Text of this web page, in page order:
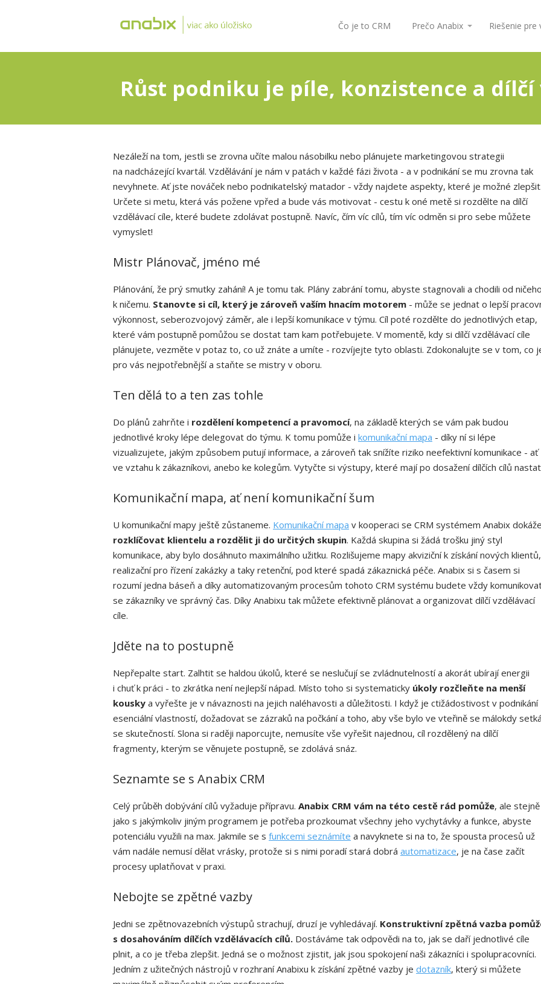
Čo je to CRM Prečo Anabix Riešenie
Růst podniku je píle, konzistence a dílčí
Nezáleží na tom, jestli se zrovna učíte malou násobilku nebo plánujete marketingovou strategii
na nadcházející kvartál. Vzdělávání je nám v patách v každé fázi života - a v podnikání se mu zrovna tak
nevyhnete. Ať jste nováček nebo podnikatelský matador - vždy najdete aspekty, které je možné
Určete si metu, která vás požene vpřed a bude vás motivovat - cestu k oné metě si rozdělte na dílčí
vzdělávací cíle, které budete zdolávat postupně. Navíc, čím víc cílů, tím víc odměn si pro sebe můžete
vymyslet!
Mistr Plánovač, jméno mé
Plánování, že prý smutky zahání! A je tomu tak. Plány zabrání tomu, abyste stagnovali a chodili od
k ničemu. Stanovte si cíl, který je zároveň vaším hnacím motorem - může se jednat o lepší
výkonnost, seberozvojový záměr, ale i lepší komunikace v týmu. Cíl poté rozdělte do jednotlivých etap,
které vám postupně pomůžou se dostat tam kam potřebujete. V momentě, kdy si dílčí vzdělávací cíle
plánujete, vezměte v potaz to, co už znáte a umíte - rozvíjejte tyto oblasti. Zdokonalujte se v tom, co
pro vás nejpotřebnější a staňte se mistry v oboru.
Ten dělá to a ten zas tohle
Do plánů zahrňte i rozdělení kompetencí a pravomocí, na základě kterých se vám pak budou
jednotlivé kroky lépe delegovat do týmu. K tomu pomůže i komunikační mapa - díky ní si lépe
vizualizujete, jakým způsobem putují informace, a zároveň tak snížíte riziko neefektivní komunikace - ať
ve vztahu k zákazníkovi, anebo ke kolegům. Vytyčte si výstupy, které mají po dosažení dílčích cílů
Komunikační mapa, ať není komunikační šum
U komunikační mapy ještě zůstaneme. Komunikační mapa v kooperaci se CRM systémem Anabix
rozklíčovat klientelu a rozdělit ji do určitých skupin. Každá skupina si žádá trošku jiný styl
komunikace, aby bylo dosáhnuto maximálního užitku. Rozlišujeme mapy akviziční k získání nových klientů,
realizační pro řízení zakázky a taky retenční, pod které spadá zákaznická péče. Anabix si s časem si
rozumí jedna báseň a díky automatizovaným procesům tohoto CRM systému budete vždy
se zákazníky ve správný čas. Díky Anabixu tak můžete efektivně plánovat a organizovat dílčí vzdělávací
cíle.
Jděte na to postupně
Nepřepalte start. Zalhtit se haldou úkolů, které se neslučují se zvládnutelností a akorát ubírají energii
i chuť k práci - to zkrátka není nejlepší nápad. Místo toho si systematicky úkoly rozčleňte na menší
kousky a vyřešte je v návaznosti na jejich naléhavosti a důležitosti. I když je ctižádostivost v podnikání
esenciální vlastností, dožadovat se zázraků na počkání a toho, aby vše bylo ve vteřině se málokdy
se skutečností. Slona si raději naporcujte, nemusíte vše vyřešit najednou, cíl rozdělený na dílčí
fragmenty, kterým se věnujete postupně, se zdolává snáz.
Seznamte se s Anabix CRM
Celý průběh dobývání cílů vyžaduje přípravu. Anabix CRM vám na této cestě rád pomůže, ale stejně
jako s jakýmkoliv jiným programem je potřeba prozkoumat všechny jeho vychytávky a funkce, abyste
potenciálu využili na max. Jakmile se s funkcemi seznámíte a navyknete si na to, že spousta procesů už
vám nadále nemusí dělat vrásky, protože si s nimi poradí stará dobrá automatizace, je na čase začít
procesy uplatňovat v praxi.
Nebojte se zpětné vazby
Jedni se zpětnovazebních výstupů strachují, druzí je vyhledávají. Konstruktivní zpětná vazba
s dosahováním dílčích vzdělávacích cílů. Dostáváme tak odpovědi na to, jak se daří jednotlivé cíle
plnit, a co je třeba zlepšit. Jedná se o možnost zjistit, jak jsou spokojení naši zákazníci i spolupracovníci.
Jedním z užitečných nástrojů v rozhraní Anabixu k získání zpětné vazby je dotazník, který si můžete